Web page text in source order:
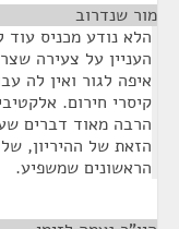
מור שנדרוב
הלא נודע מכניס
העניין על צעירה
איפה לגור ואין לה
קיסרי חירום.
הרבה מאוד דברים
הזאת של ההיריון,
הראשונים שמשפיע.